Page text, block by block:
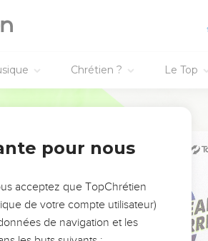
Chrétien ? Le Top
pour nous
acceptez que TopChrétien
de votre compte utilisateur)
de navigation et les